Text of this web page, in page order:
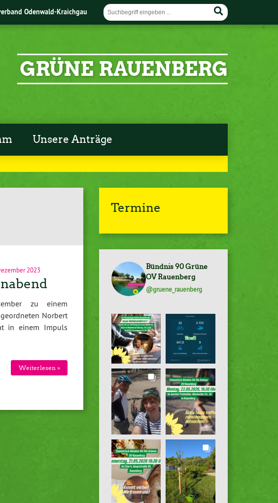
Odenwald-Kraichgau
GRÜNE RAUENBERG
Unsere Anträge
2023
zu einem
Norbert
in einem Impuls
Weiterlesen »
Termine
Bündnis 90 Grüne
OV Rauenberg
@gruene_rauenberg